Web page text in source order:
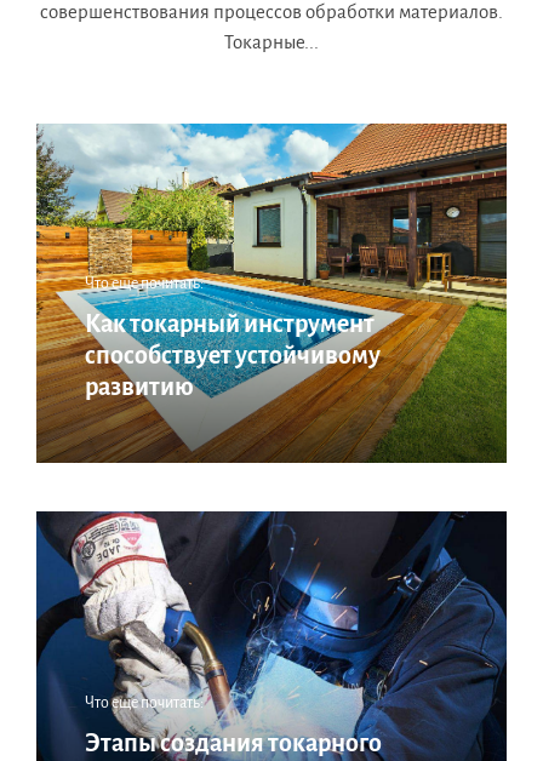
совершенствования процессов обработки материалов.
Токарные...
Что еще почитать:
Как токарный инструмент
способствует устойчивому
развитию
Что еще почитать:
Этапы создания токарного